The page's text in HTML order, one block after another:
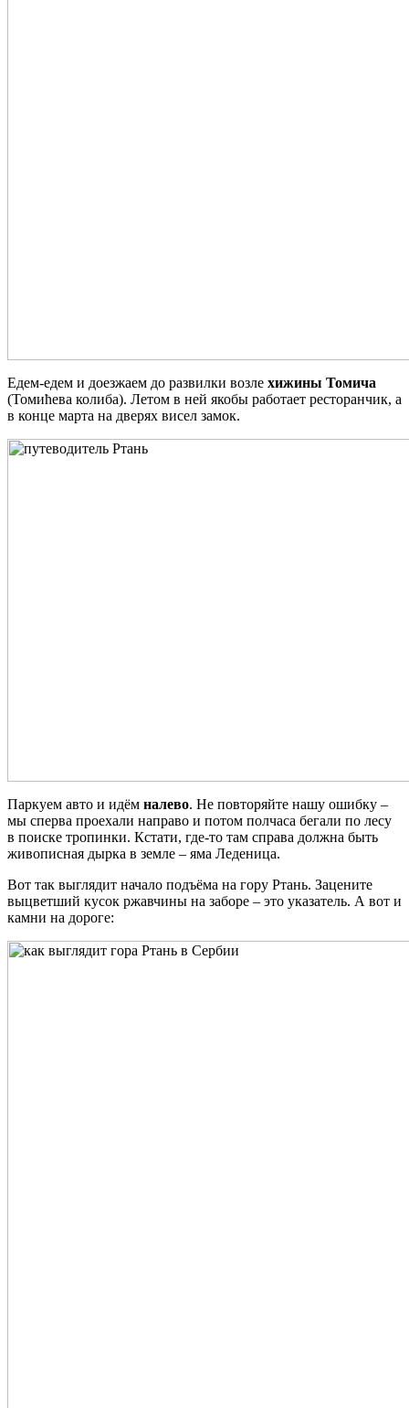
Едем-едем и доезжаем до развилки возле хижины Томича
(Томићева колиба). Летом в ней якобы работает ресторанчик, а
в конце марта на дверях висел замок.
Паркуем авто и идём налево. Не повторяйте нашу ошибку –
мы сперва проехали направо и потом полчаса бегали по лесу
в поиске тропинки. Кстати, где-то там справа должна быть
живописная дырка в земле – яма Леденица.
Вот так выглядит начало подъёма на гору Ртань. Зацените
выцветший кусок ржавчины на заборе – это указатель. А вот и
камни на дороге: